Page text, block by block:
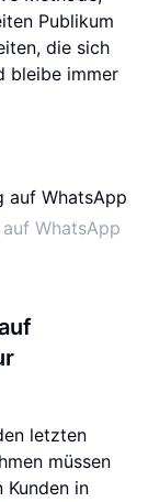
Publikum
die sich
bleibe immer
WhatsApp
letzten
müssen
Kunden in